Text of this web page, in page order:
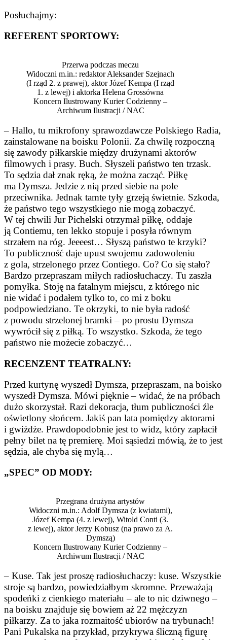
Posłuchajmy:
REFERENT SPORTOWY:
Przerwa podczas meczu
Widoczni m.in.: redaktor Aleksander Szejnach
(I rząd 2. z prawej), aktor Józef Kempa (I rząd
1. z lewej) i aktorka Helena Grossówna
Koncern Ilustrowany Kurier Codzienny –
Archiwum Ilustracji / NAC
– Hallo, tu mikrofony sprawozdawcze Polskiego Radia,
zainstalowane na boisku Polonii. Za chwilę rozpoczną
się zawody piłkarskie między drużynami aktorów
filmowych i prasy. Buch. Słyszeli państwo ten trzask.
To sędzia dał znak ręką, że można zacząć. Piłkę
ma Dymsza. Jedzie z nią przed siebie na pole
przeciwnika. Jednak tamte tyły grzeją świetnie. Szkoda,
że państwo tego wszystkiego nie mogą zobaczyć.
W tej chwili Jur Pichelski otrzymał piłkę, oddaje
ją Contiemu, ten lekko stopuje i posyła równym
strzałem na róg. Jeeeest… Słyszą państwo te krzyki?
To publiczność daje upust swojemu zadowoleniu
z gola, strzelonego przez Contiego. Co? Co się stało?
Bardzo przepraszam miłych radiosłuchaczy. Tu zaszła
pomyłka. Stoję na fatalnym miejscu, z którego nic
nie widać i podałem tylko to, co mi z boku
podpowiedziano. Te okrzyki, to nie była radość
z powodu strzelonej bramki – po prostu Dymsza
wywrócił się z piłką. To wszystko. Szkoda, że tego
państwo nie możecie zobaczyć…
RECENZENT TEATRALNY:
Przed kurtynę wyszedł Dymsza, przepraszam, na boisko
wyszedł Dymsza. Mówi pięknie – widać, że na próbach
dużo skorzystał. Razi dekoracja, tłum publiczności źle
oświetlony słońcem. Jakiś pan lata pomiędzy aktorami
i gwiżdże. Prawdopodobnie jest to widz, który zapłacił
pełny bilet na tę premierę. Moi sąsiedzi mówią, że to jest
sędzia, ale chyba się mylą…
„SPEC” OD MODY:
Przegrana drużyna artystów
Widoczni m.in.: Adolf Dymsza (z kwiatami),
Józef Kempa (4. z lewej), Witold Conti (3.
z lewej), aktor Jerzy Kobusz (na prawo za A.
Dymszą)
Koncern Ilustrowany Kurier Codzienny –
Archiwum Ilustracji / NAC
– Kuse. Tak jest proszę radiosłuchaczy: kuse. Wszystkie
stroje są bardzo, powiedziałbym skromne. Przeważają
spodeńki z cienkiego materiału – ale to nic dziwnego –
na boisku znajduje się bowiem aż 22 mężczyzn
piłkarzy. Za to jaka rozmaitość ubiorów na trybunach!
Pani Pukalska na przykład, przykrywa śliczną figurę